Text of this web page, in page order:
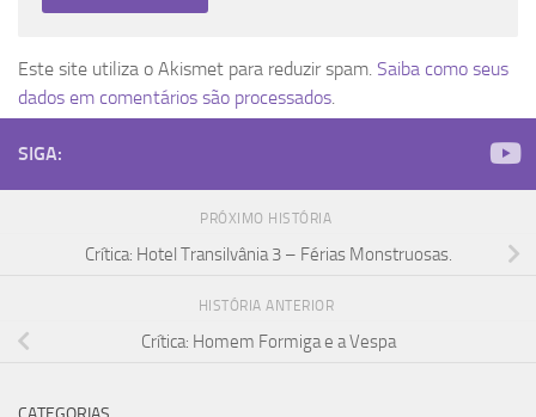
Este site utiliza o Akismet para reduzir spam. Saiba como seus
dados em comentários são processados
SIGA:
PRÓXIMO HISTÓRIA
Crítica: Hotel Transilvânia 3 – Férias Monstruosas.
HISTÓRIA ANTERIOR
Crítica: Homem Formiga e a Vespa